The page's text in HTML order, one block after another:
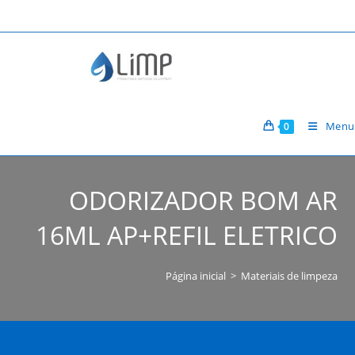
para
0 Menu
ODORIZADOR BOM AR
16ML AP+REFIL ELETRICO
Página inicial > Materiais de limpeza